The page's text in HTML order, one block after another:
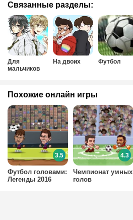
Связанные разделы:
Для
мальчиков
На двоих Футбол
Похожие онлайн игры
Футбол головами:
Легенды 2016
3.5
Чемпионат умных
голов
4.3